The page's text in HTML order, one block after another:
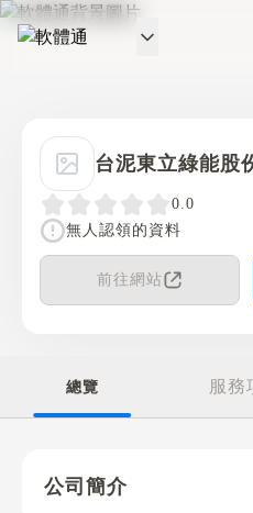
軟體通
台泥東立綠能股
0.0
無人認領的資料
前往網站
總覽 服務
公司簡介